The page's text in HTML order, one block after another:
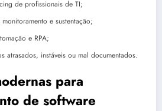
de profissionais de TI;
e sustentação;
e RPA;
atrasados, instáveis ou mal documentados.
para
de software